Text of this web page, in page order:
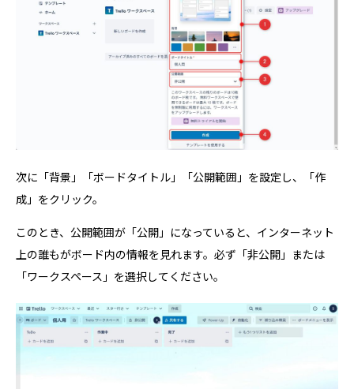
次に「背景」「ボードタイトル」「公開範囲」を設定し、「作
成」をクリック。
このとき、公開範囲が「公開」になっていると、インターネット
上の誰もがボード内の情報を見れます。必ず「非公開」または
「ワークスペース」を選択してください。